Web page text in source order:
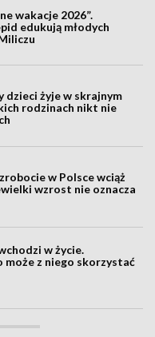
wakacje 2026”.
edukują młodych
dzieci żyje w skrajnym
rodzinach nikt nie
w Polsce wciąż
wzrost nie oznacza
w życie.
może z niego skorzystać